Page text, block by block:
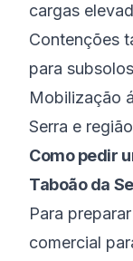
cargas
Contenções
para subsolos
Mobilização
Serra e região
Como pedir
Taboão da
Para
comercial